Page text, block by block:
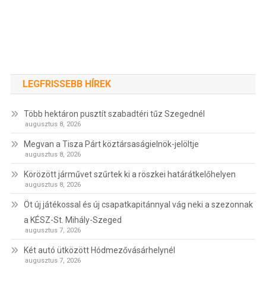
LEGFRISSEBB HÍREK
Több hektáron pusztít szabadtéri tűz Szegednél
augusztus 8, 2026
Megvan a Tisza Párt köztársaságielnök-jelöltje
augusztus 8, 2026
Körözött járművet szűrtek ki a röszkei határátkelőhelyen
augusztus 8, 2026
Öt új játékossal és új csapatkapitánnyal vág neki a szezonnak
a KÉSZ-St. Mihály-Szeged
augusztus 7, 2026
Két autó ütközött Hódmezővásárhelynél
augusztus 7, 2026